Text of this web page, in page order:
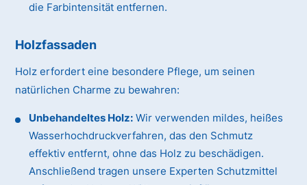
die Farbintensität entfernen.
Holzfassaden
Holz erfordert eine besondere Pflege, um seinen
natürlichen Charme zu bewahren:
Unbehandeltes Holz: Wir verwenden mildes, heißes
Wasserhochdruckverfahren, das den Schmutz
effektiv entfernt, ohne das Holz zu beschädigen.
Anschließend tragen unsere Experten Schutzmittel